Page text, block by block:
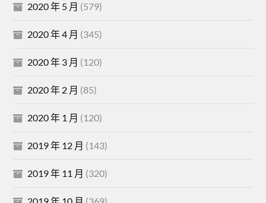
2020 年 5 月 (579)
2020 年 4 月 (345)
2020 年 3 月 (120)
2020 年 2 月 (85)
2020 年 1 月 (120)
2019 年 12 月 (143)
2019 年 11 月 (320)